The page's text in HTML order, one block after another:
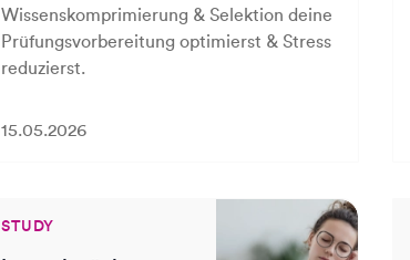
Wissenskomprimierung & Selektion deine
Prüfungsvorbereitung optimierst & Stress
reduzierst.
15.05.2026
STUDY